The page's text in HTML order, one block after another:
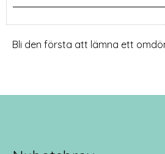
Bli den första att lämna ett